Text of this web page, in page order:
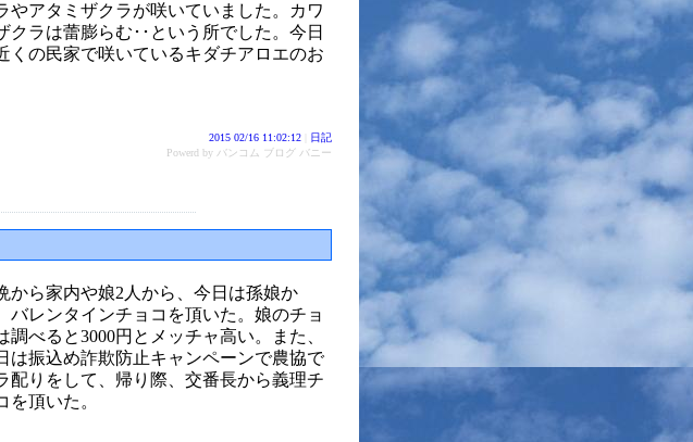
やアタミザクラが咲いていました。カワ
クラは蕾膨らむ･･という所でした。今日
くの民家で咲いているキダチアロエのお
2015 02/16 11:02:12
日記
Powerd by バンコム ブログ バニー
から家内や娘2人から、今日は孫娘か
バレンタインチョコを頂いた。娘のチョ
調べると3000円とメッチャ高い。また、
は振込め詐欺防止キャンペーンで農協で
配りをして、帰り際、交番長から義理チ
を頂いた。